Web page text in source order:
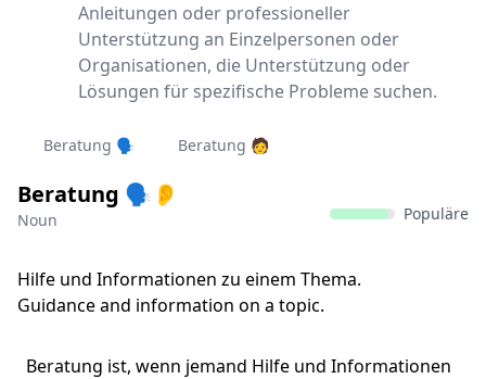
Anleitungen oder professioneller
Unterstützung an Einzelpersonen oder
Organisationen, die Unterstützung oder
Lösungen für spezifische Probleme suchen.
Beratung 🗣️ Beratung 🧑‍
Beratung 🗣️👂
Noun Populäre
Hilfe und Informationen zu einem Thema.
Guidance and information on a topic.
Beratung ist, wenn jemand Hilfe und Informationen